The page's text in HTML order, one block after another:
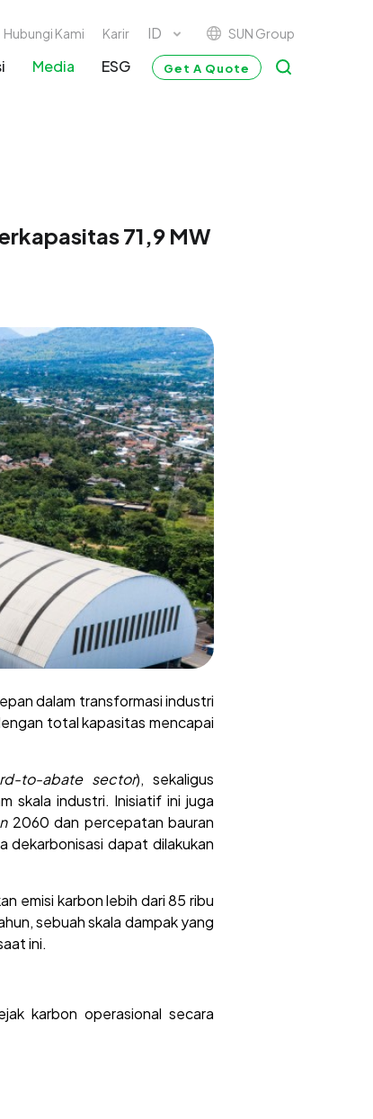
Hubungi Kami Karir SUN Group
Media ESG Get A Quote
71,9 MW
dalam transformasi industri
total kapasitas mencapai
to-abate sector), sekaligus
skala industri. Inisiatif ini juga
2060 dan percepatan bauran
dekarbonisasi dapat dilakukan
emisi karbon lebih dari 85 ribu
sebuah skala dampak yang
ini.
karbon operasional secara